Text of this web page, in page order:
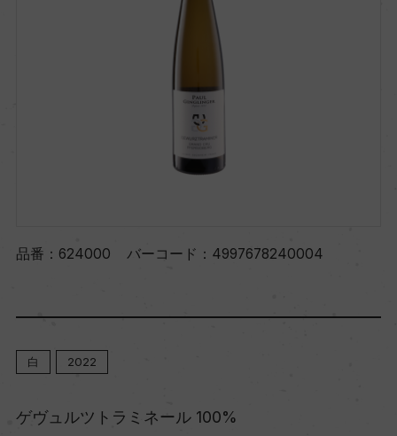
品番： 624000 バーコード： 4997678240004
白 2022
ゲヴュルツトラミネール 100%